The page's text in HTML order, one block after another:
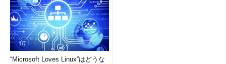
“Microsoft Loves Linux”はどうな